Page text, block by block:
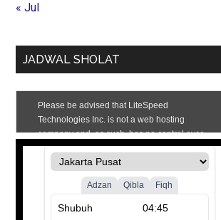
« Jul
JADWAL SHOLAT